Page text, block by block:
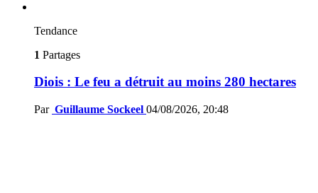
Tendance
1 Partages
Diois : Le feu a détruit au moins 280 hectares
Par Guillaume Sockeel 04/08/2026, 20:48